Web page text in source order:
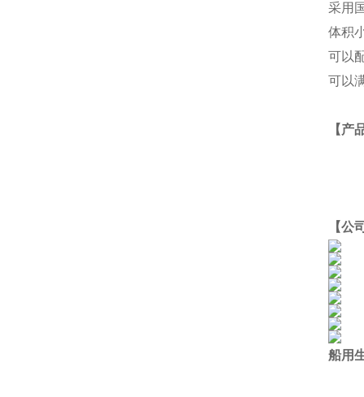
采用
体积
可以
可以
【产
【公
船用